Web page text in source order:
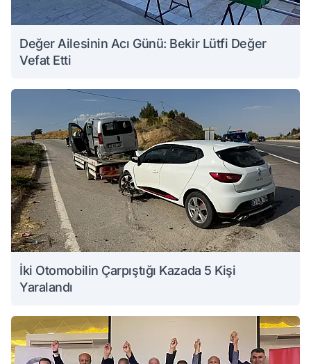
Değer Ailesinin Acı Günü: Bekir Lütfi Değer
Vefat Etti
İki Otomobilin Çarpıştığı Kazada 5 Kişi
Yaralandı